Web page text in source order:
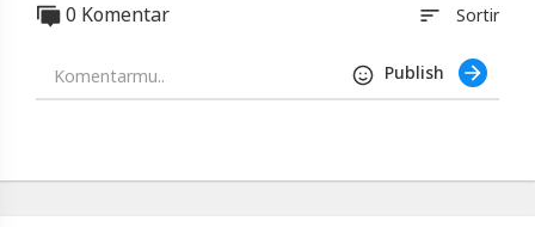
Indonesia)
Platform
0 Komentar sort Sortir
Publish